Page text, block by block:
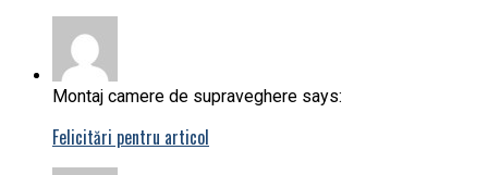
Montaj camere de supraveghere says:
Felicitări pentru articol